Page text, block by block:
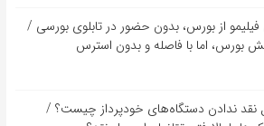
فیلیمو از بورس، بدون حضور در تابلوی بورسی /
بورس، اما با فاصله و بدون استرس
نقد ندادن دستگاه‌های خودپرداز چیست؟ /